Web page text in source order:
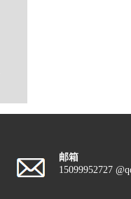
邮箱
15099952727